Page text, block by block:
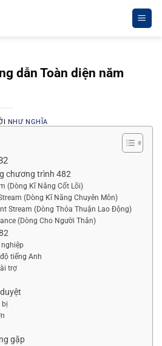
dẫn Toàn diện năm
NHƯ NGHĨA
chương trình 482
(Dòng Kĩ Năng Cốt Lõi)
(Dòng Kĩ Năng Chuyên Môn)
Stream (Dòng Thỏa Thuận Lao Động)
(Dòng Cho Người Thân)
nghiệp
tiếng Anh
trợ
bị
gặp